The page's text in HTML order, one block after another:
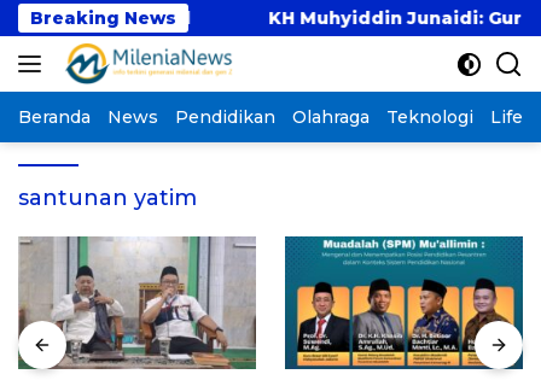
Langsung
ke
konten
Breaking News
Awal KH Muhyiddin Junaidi: Guru
Beranda News Pendidikan Olahraga Teknologi
santunan yatim